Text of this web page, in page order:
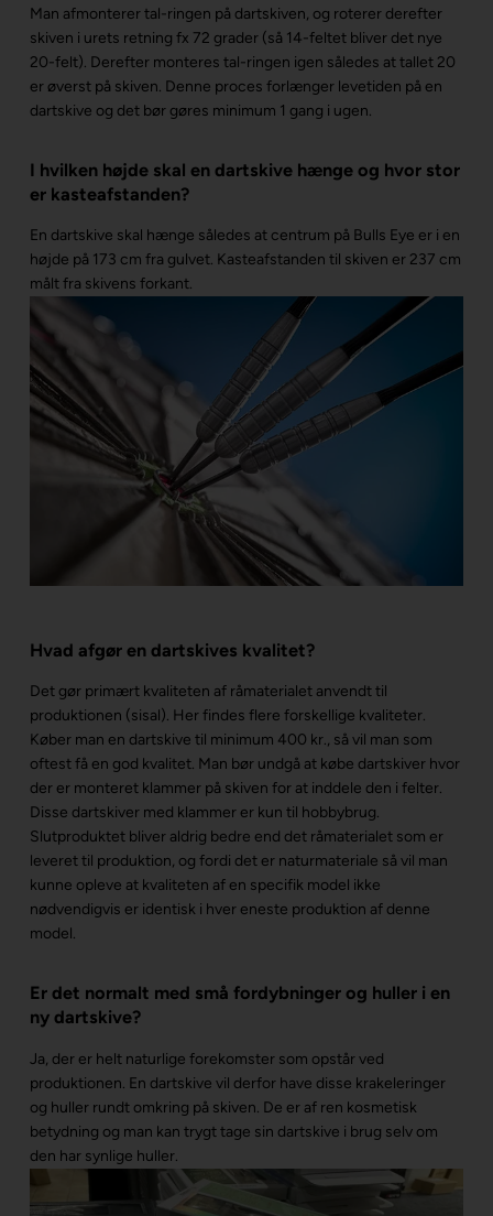
Man afmonterer tal-ringen på dartskiven, og roterer derefter
skiven i urets retning fx 72 grader (så 14-feltet bliver det nye
20-felt). Derefter monteres tal-ringen igen således at tallet 20
er øverst på skiven. Denne proces forlænger levetiden på en
dartskive og det bør gøres minimum 1 gang i ugen.
I hvilken højde skal en dartskive hænge og hvor stor
er kasteafstanden?
En dartskive skal hænge således at centrum på Bulls Eye er i en
højde på 173 cm fra gulvet. Kasteafstanden til skiven er 237 cm
målt fra skivens forkant.
Hvad afgør en dartskives kvalitet?
Det gør primært kvaliteten af råmaterialet anvendt til
produktionen (sisal). Her findes flere forskellige kvaliteter.
Køber man en dartskive til minimum 400 kr., så vil man som
oftest få en god kvalitet. Man bør undgå at købe dartskiver hvor
der er monteret klammer på skiven for at inddele den i felter.
Disse dartskiver med klammer er kun til hobbybrug.
Slutproduktet bliver aldrig bedre end det råmaterialet som er
leveret til produktion, og fordi det er naturmateriale så vil man
kunne opleve at kvaliteten af en specifik model ikke
nødvendigvis er identisk i hver eneste produktion af denne
model.
Er det normalt med små fordybninger og huller i en
ny dartskive?
Ja, der er helt naturlige forekomster som opstår ved
produktionen. En dartskive vil derfor have disse krakeleringer
og huller rundt omkring på skiven. De er af ren kosmetisk
betydning og man kan trygt tage sin dartskive i brug selv om
den har synlige huller.